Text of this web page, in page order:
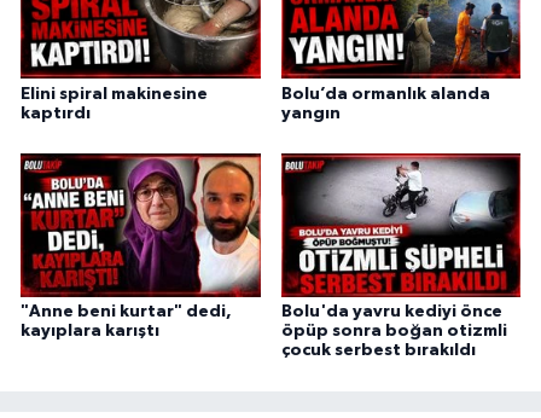
Elini spiral makinesine
kaptırdı
Bolu’da ormanlık alanda
yangın
"Anne beni kurtar" dedi,
kayıplara karıştı
Bolu'da yavru kediyi önce
öpüp sonra boğan otizmli
çocuk serbest bırakıldı